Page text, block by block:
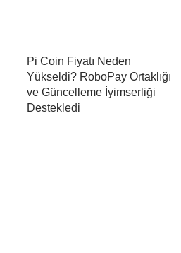
Pi Coin Fiyatı Neden
Yükseldi? RoboPay Ortaklığı
ve Güncelleme İyimserliği
Destekledi